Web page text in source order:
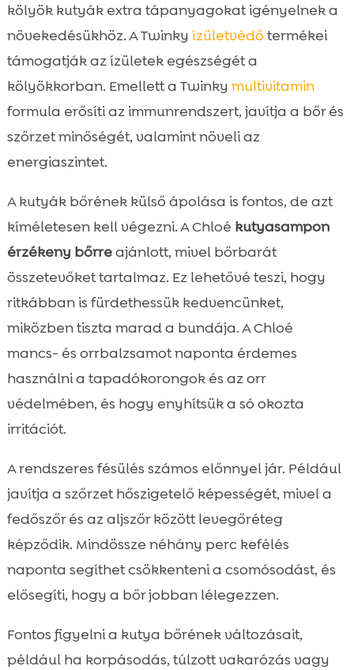
kölyök kutyák extra tápanyagokat igényelnek a
növekedésükhöz. A Twinky ízületvédő termékei
támogatják az ízületek egészségét a
kölyökkorban. Emellett a Twinky multivitamin
formula erősíti az immunrendszert, javítja a bőr és
szőrzet minőségét, valamint növeli az
energiaszintet.
A kutyák bőrének külső ápolása is fontos, de azt
kíméletesen kell végezni. A Chloé kutyasampon
érzékeny bőrreajánlott, mivel bőrbarát
összetevőket tartalmaz. Ez lehetővé teszi, hogy
ritkábban is fürdethessük kedvencünket,
miközben tiszta marad a bundája. A Chloé
mancs- és orrbalzsamot naponta érdemes
használni a tapadókorongok és az orr
védelmében, és hogy enyhítsük a só okozta
irritációt.
A rendszeres fésülés számos előnnyel jár. Például
javítja a szőrzet hőszigetelő képességét, mivel a
fedőszőr és az aljszőr között levegőréteg
képződik. Mindössze néhány perc kefélés
naponta segíthet csökkenteni a csomósodást, és
elősegíti, hogy a bőr jobban lélegezzen.
Fontos figyelni a kutya bőrének változásait,
például ha korpásodás, túlzott vakarózás vagy